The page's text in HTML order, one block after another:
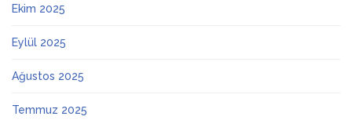
Ekim 2025
Eylül 2025
Ağustos 2025
Temmuz 2025